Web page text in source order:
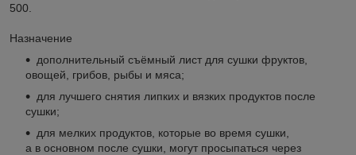
500.
Назначение
дополнительный съёмный лист для сушки фруктов,
овощей, грибов, рыбы и мяса;
для лучшего снятия липких и вязких продуктов после
сушки;
для мелких продуктов, которые во время сушки,
а в основном после сушки, могут просыпаться через